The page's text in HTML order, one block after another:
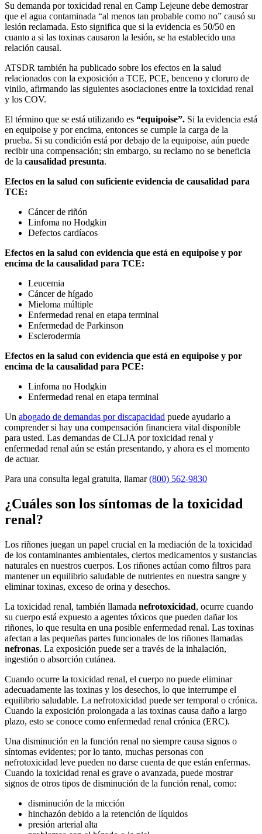
Su demanda por toxicidad renal en Camp Lejeune debe demostrar
que el agua contaminada “al menos tan probable como no” causó su
lesión reclamada. Esto significa que si la evidencia es 50/50 en
cuanto a si las toxinas causaron la lesión, se ha establecido una
relación causal.
ATSDR también ha publicado sobre los efectos en la salud
relacionados con la exposición a TCE, PCE, benceno y cloruro de
vinilo, afirmando las siguientes asociaciones entre la toxicidad renal
y los COV.
El término que se está utilizando es “equipoise”. Si la evidencia está
en equipoise y por encima, entonces se cumple la carga de la
prueba. Si su condición está por debajo de la equipoise, aún puede
recibir una compensación; sin embargo, su reclamo no se beneficia
de la causalidad presunta.
Efectos en la salud con suficiente evidencia de causalidad para
TCE:
Cáncer de riñón
Linfoma no Hodgkin
Defectos cardíacos
Efectos en la salud con evidencia que está en equipoise y por
encima de la causalidad para TCE:
Leucemia
Cáncer de hígado
Mieloma múltiple
Enfermedad renal en etapa terminal
Enfermedad de Parkinson
Esclerodermia
Efectos en la salud con evidencia que está en equipoise y por
encima de la causalidad para PCE:
Linfoma no Hodgkin
Enfermedad renal en etapa terminal
Un abogado de demandas por discapacidad puede ayudarlo a
comprender si hay una compensación financiera vital disponible
para usted. Las demandas de CLJA por toxicidad renal y
enfermedad renal aún se están presentando, y ahora es el momento
de actuar.
Para una consulta legal gratuita, llamar(800) 562-9830
¿Cuáles son los síntomas de la toxicidad
renal?
Los riñones juegan un papel crucial en la mediación de la toxicidad
de los contaminantes ambientales, ciertos medicamentos y sustancias
naturales en nuestros cuerpos. Los riñones actúan como filtros para
mantener un equilibrio saludable de nutrientes en nuestra sangre y
eliminar toxinas, exceso de orina y desechos.
La toxicidad renal, también llamada nefrotoxicidad, ocurre cuando
su cuerpo está expuesto a agentes tóxicos que pueden dañar los
riñones, lo que resulta en una posible enfermedad renal. Las toxinas
afectan a las pequeñas partes funcionales de los riñones llamadas
nefronas. La exposición puede ser a través de la inhalación,
ingestión o absorción cutánea.
Cuando ocurre la toxicidad renal, el cuerpo no puede eliminar
adecuadamente las toxinas y los desechos, lo que interrumpe el
equilibrio saludable. La nefrotoxicidad puede ser temporal o crónica.
Cuando la exposición prolongada a las toxinas causa daño a largo
plazo, esto se conoce como enfermedad renal crónica (ERC).
Una disminución en la función renal no siempre causa signos o
síntomas evidentes; por lo tanto, muchas personas con
nefrotoxicidad leve pueden no darse cuenta de que están enfermas.
Cuando la toxicidad renal es grave o avanzada, puede mostrar
signos de otros tipos de disminución de la función renal, como:
disminución de la micción
hinchazón debido a la retención de líquidos
presión arterial alta